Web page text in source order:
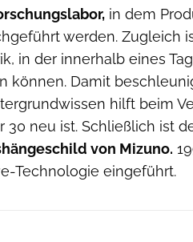
in dem
werden. Zugleich
in der innerhalb eines
können. Damit
hilft beim
30 neu ist. Schließlich ist
von Mizuno.
Technologie eingeführt.